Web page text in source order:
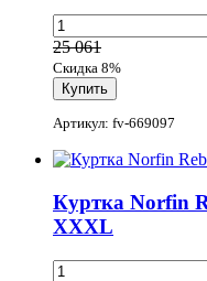
25 061
Скидка 8%
Артикул: fv-669097
Куртка Norfin
XXXL